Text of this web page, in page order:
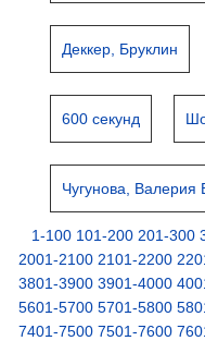
Деккер, Бруклин
600 секунд
Чугунова, Валерия
1-100 101-200 201-300
2001-2100 2101-2200
3801-3900 3901-4000
5601-5700 5701-5800
7401-7500 7501-7600